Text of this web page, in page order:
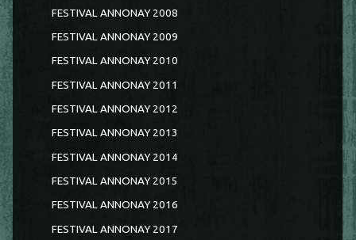
FESTIVAL ANNONAY 2008
FESTIVAL ANNONAY 2009
FESTIVAL ANNONAY 2010
FESTIVAL ANNONAY 2011
FESTIVAL ANNONAY 2012
FESTIVAL ANNONAY 2013
FESTIVAL ANNONAY 2014
FESTIVAL ANNONAY 2015
FESTIVAL ANNONAY 2016
FESTIVAL ANNONAY 2017